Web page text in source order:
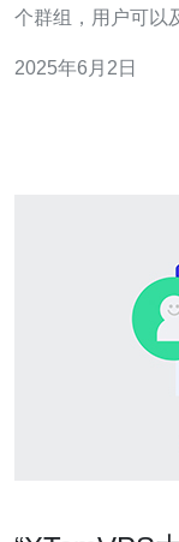
个群组，用户可以
日本站讨论群的特
2025年6月2日